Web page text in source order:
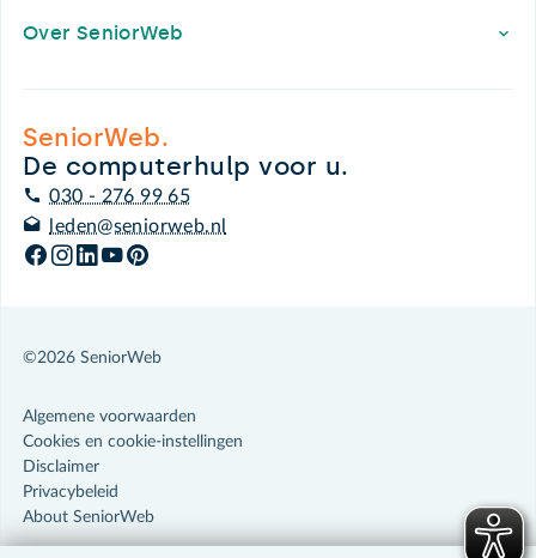
Over SeniorWeb
SeniorWeb.
De computerhulp voor u.
030 - 276 99 65
leden@seniorweb.nl
©2026 SeniorWeb
Algemene voorwaarden
Cookies en cookie-instellingen
Disclaimer
Privacybeleid
About SeniorWeb